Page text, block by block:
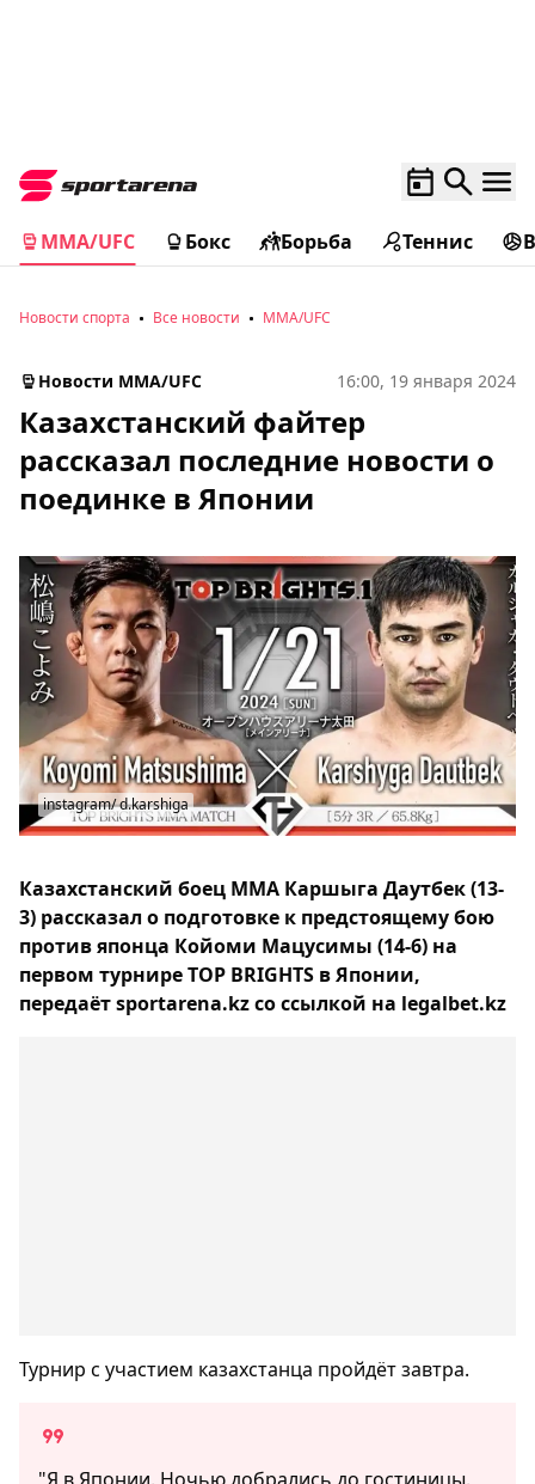
MMA/UFC Бокс Борьба Теннис
Новости спорта Все новости MMA/UFC
Новости MMA/UFC 16:00, 19 января 2024
Казахстанский файтер
рассказал последние новости о
поединке в Японии
instagram/ d.karshiga
Казахстанский боец ММА Каршыга Даутбек (13-
3) рассказал о подготовке к предстоящему бою
против японца Койоми Мацусимы (14-6) на
первом турнире TOP BRIGHTS в Японии,
передаёт sportarena.kz со ссылкой на legalbet.kz
Турнир с участием казахстанца пройдёт завтра.